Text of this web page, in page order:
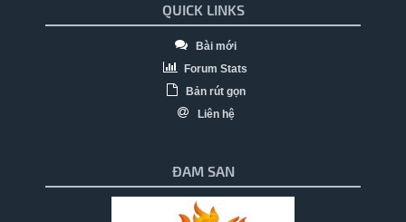
QUICK LINKS
Bài mới
Forum Stats
Bản rút gọn
Liên hệ
ĐAM SAN